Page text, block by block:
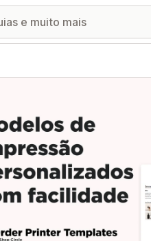
imagens em destaque